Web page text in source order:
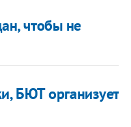
чтобы не
БЮТ организует